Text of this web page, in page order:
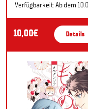
Verfügbarkeit: Ab dem
10,00€ Details